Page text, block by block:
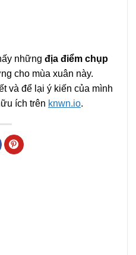
những địa điểm chụp
cho mùa xuân này.
và để lại ý kiến của mình
ích trên knwn.io.